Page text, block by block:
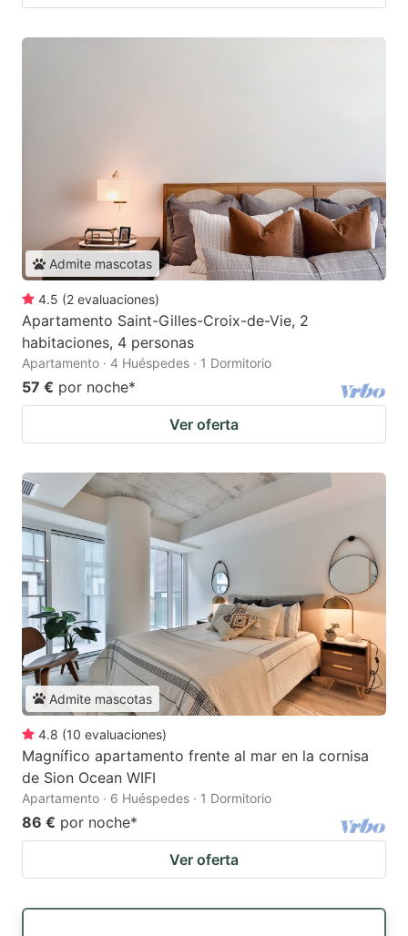
Admite mascotas
4.5 (2 evaluaciones)
Apartamento Saint-Gilles-Croix-de-Vie, 2
habitaciones, 4 personas
Apartamento · 4 Huéspedes · 1 Dormitorio
57 € por noche*
Ver oferta
Admite mascotas
4.8 (10 evaluaciones)
Magnífico apartamento frente al mar en la cornisa
de Sion Ocean WIFI
Apartamento · 6 Huéspedes · 1 Dormitorio
86 € por noche*
Ver oferta